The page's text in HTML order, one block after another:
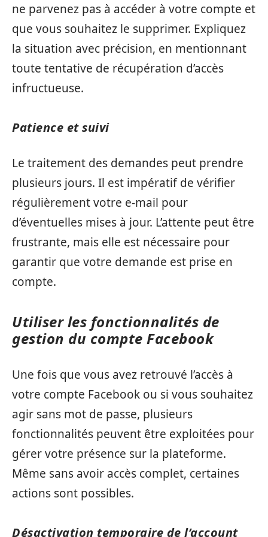
ne parvenez pas à accéder à votre compte et
que vous souhaitez le supprimer. Expliquez
la situation avec précision, en mentionnant
toute tentative de récupération d’accès
infructueuse.
Patience et suivi
Le traitement des demandes peut prendre
plusieurs jours. Il est impératif de vérifier
régulièrement votre e-mail pour
d’éventuelles mises à jour. L’attente peut être
frustrante, mais elle est nécessaire pour
garantir que votre demande est prise en
compte.
Utiliser les fonctionnalités de
gestion du compte Facebook
Une fois que vous avez retrouvé l’accès à
votre compte Facebook ou si vous souhaitez
agir sans mot de passe, plusieurs
fonctionnalités peuvent être exploitées pour
gérer votre présence sur la plateforme.
Même sans avoir accès complet, certaines
actions sont possibles.
Désactivation temporaire de l’account